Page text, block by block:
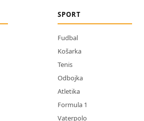
SPORT
Fudbal
Košarka
Tenis
Odbojka
Atletika
Formula 1
Vaterpolo